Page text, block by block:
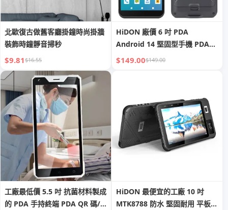
北歐復古做舊客廳掛鐘時尚掛牆
裝飾時鐘靜音掃秒
$9.81$16.55
HiDON 廠價 6 吋 PDA
Android 14 堅固型手機 PDA
NFC 2D 條碼掃描器 手持式行動
$149.00$149.00
工廠最低價 5.5 吋 抗菌材料製成
的 PDA 手持終端 PDA QR 碼/
HiDON 最便宜的工廠 10 吋
MTK8788 防水 堅固耐用 平板電